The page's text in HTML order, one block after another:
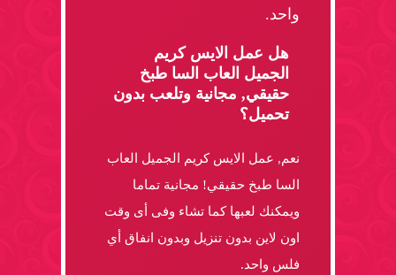
واحد.
هل عمل الايس كريم
الجميل العاب السا طبخ
حقيقي, مجانية وتلعب بدون
تحميل؟
نعم, عمل الايس كريم الجميل العاب
السا طبخ حقيقي! مجانية تماما
ويمكنك لعبها كما تشاء وفى أى وقت
اون لاين بدون تنزيل وبدون انفاق أي
فلس واحد.